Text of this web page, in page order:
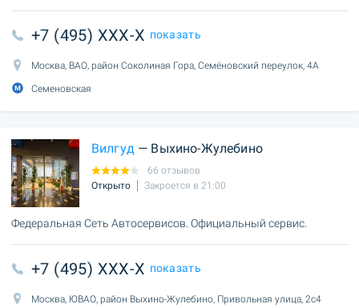
+7 (495) XXX-X показать
Москва, ВАО, район Соколиная Гора, Семёновский переулок, 4А
Семеновская
Вилгуд — Выхино-Жулебино
66 отзывов
Открыто
Закроется в 21:00
Федеральная Сеть Автосервисов. Официальный сервис.
+7 (495) XXX-X показать
Москва, ЮВАО, район Выхино-Жулебино, Привольная улица, 2с4